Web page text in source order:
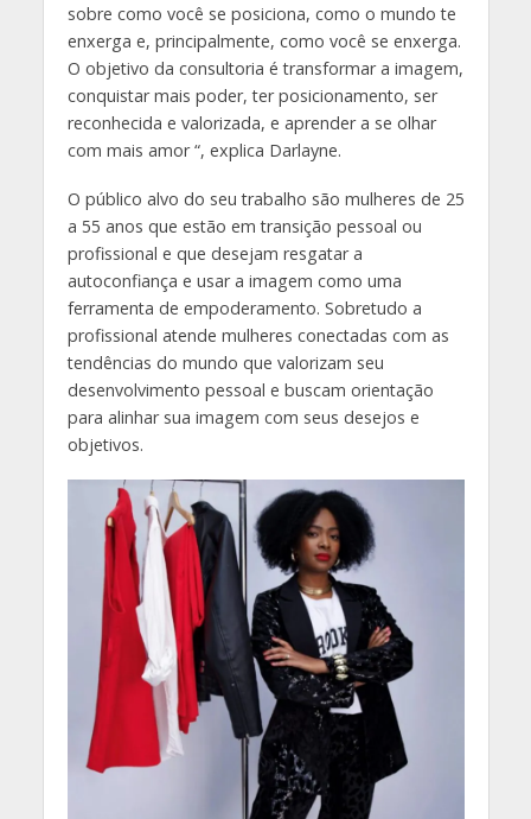
sobre como você se posiciona, como o mundo te
enxerga e, principalmente, como você se enxerga.
O objetivo da consultoria é transformar a imagem,
conquistar mais poder, ter posicionamento, ser
reconhecida e valorizada, e aprender a se olhar
com mais amor “, explica Darlayne.
O público alvo do seu trabalho são mulheres de 25
a 55 anos que estão em transição pessoal ou
profissional e que desejam resgatar a
autoconfiança e usar a imagem como uma
ferramenta de empoderamento. Sobretudo a
profissional atende mulheres conectadas com as
tendências do mundo que valorizam seu
desenvolvimento pessoal e buscam orientação
para alinhar sua imagem com seus desejos e
objetivos.